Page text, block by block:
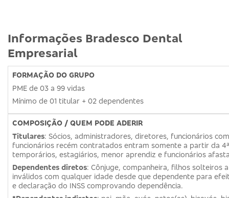
Informações Bradesco Dental
Empresarial
FORMAÇÃO DO GRUPO
PME de 03 a 99 vidas
Mínimo de 01 titular + 02 dependentes
COMPOSIÇÃO / QUEM PODE ADERIR
Titulares: Sócios, administradores, diretores, funcionários
funcionários recém contratados entram somente a partir da
temporários, estagiários, menor aprendiz e funcionários
Dependentes diretos: Cônjuge, companheira, filhos solteiros
inválidos com qualquer idade desde que dependente para
e declaração do INSS comprovando dependência.